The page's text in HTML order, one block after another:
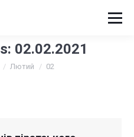
02.02.2021
Лютий 02